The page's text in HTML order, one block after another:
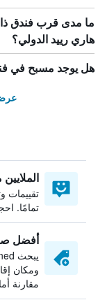
ما مدى قرب فندق
هاري رييد الدولي؟
هل يوجد مسبح في
تقييمات
تمامًا.
أفضل
ومكان
مقارنة